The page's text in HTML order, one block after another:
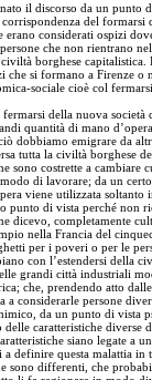
il discorso da un punto
del formarsi
considerati ospizi
che non rientrano
borghese capitalistica.
che si formano a Firenze o
sociale cioè col
della nuova società
quantità di mano
dobbiamo emigrare da
tutta la civiltà borghese
sono costrette a cambiare
di lavorare; da un
viene utilizzata soltanto
punto di vista perché non
dicevo, completamente
nella Francia del
per i poveri o per le
con l’estendersi della
grandi città industriali
che, prendendo atto
a considerarle persone
da un punto di vista
caratteristiche diverse
siano legate a
a definire questa malattia in
sono differenti, che